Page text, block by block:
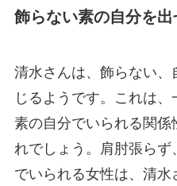
飾らない素の自分を出
清水さんは、飾らない
じるようです。これは、
素の自分でいられる関
れでしょう。肩肘張ら
でいられる女性は、清